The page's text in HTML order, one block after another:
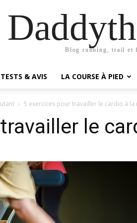
Blog running, trail et
& AVIS LA COURSE À PIED
5 exercices pour travailler le cardio à la
le